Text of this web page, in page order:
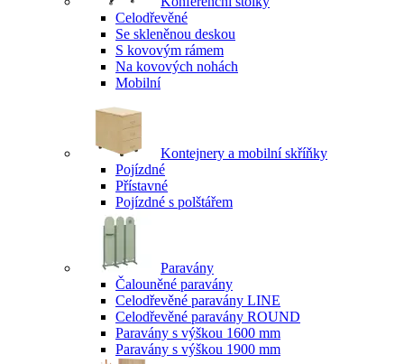
Celodřevěné
Se skleněnou deskou
S kovovým rámem
Na kovových nohách
Mobilní
Kontejnery a mobilní skříňky
Pojízdné
Přístavné
Pojízdné s polštářem
Paravány
Čalouněné paravány
Celodřevěné paravány LINE
Celodřevěné paravány ROUND
Paravány s výškou 1600 mm
Paravány s výškou 1900 mm